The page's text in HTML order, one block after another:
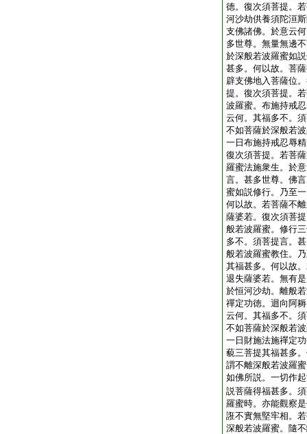
徳。復次須菩提。
河沙劫供養須陀洹
支佛諸佛。於意云
多世尊。無量無邊
於深般若波羅蜜如
甚多。何以故。菩
辟支佛地入菩薩位
提。復次須菩提。
波羅蜜。布施持戒
云何。其福多不。
不如菩薩於深般若
一日布施持戒忍辱
復次須菩提。若菩
羅蜜法施衆生。於
言。甚多世尊。佛
蜜如説修行。乃至
何以故。若菩薩不
薩婆若。復次須菩
般若波羅蜜。修行
多不。須菩提言。
般若波羅蜜教住。
其福甚多。何以故
退失薩婆若。無有
於恒河沙劫。離般
禪定功徳。迴向阿
云何。其福多不。
不如菩薩於深般若
一日財施法施禪定
藐三菩提其福甚多
謂不離深般若波羅
如佛所説。一切作
説菩薩得福甚多。
羅蜜時。亦能觀察
誑不實無堅牢相。
深般若波羅蜜。隨